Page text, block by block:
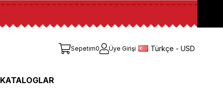
Sepetim0 Üye Girişi Türkçe - USD
KATALOGLAR